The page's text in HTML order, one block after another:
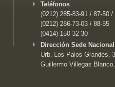
Teléfonos
(0212) 285-83-91 / 87-50 /
(0212) 286-73-03 / 88-55
(0414) 150-32-30
Dirección Sede
Urb. Los Palos Grandes,
Guillermo Villegas